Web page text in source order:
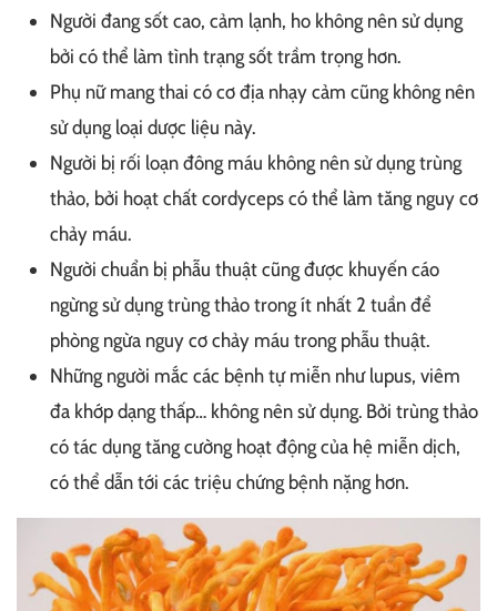
Người đang sốt cao, cảm lạnh, ho không nên sử dụng
bởi có thể làm tình trạng sốt trầm trọng hơn.
Phụ nữ mang thai có cơ địa nhạy cảm cũng không nên
sử dụng loại dược liệu này.
Người bị rối loạn đông máu không nên sử dụng trùng
thảo, bởi hoạt chất cordyceps có thể làm tăng nguy cơ
chảy máu.
Người chuẩn bị phẫu thuật cũng được khuyến cáo
ngừng sử dụng trùng thảo trong ít nhất 2 tuần để
phòng ngừa nguy cơ chảy máu trong phẫu thuật.
Những người mắc các bệnh tự miễn như lupus, viêm
đa khớp dạng thấp… không nên sử dụng. Bởi trùng thảo
có tác dụng tăng cường hoạt động của hệ miễn dịch,
có thể dẫn tới các triệu chứng bệnh nặng hơn.